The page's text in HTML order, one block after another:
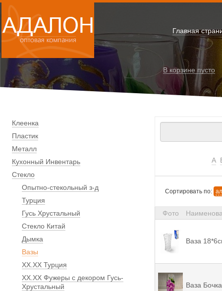
Главная
В корзине пусто
Клеенка
Пластик
Металл
Кухонный Инвентарь
Стекло
Опытно-стекольный з-д
Турция
Гусь Хрустальный
Стекло Китай
Дымка
Вазы
ХХ.ХХ Турция
ХХ.ХХ Фужеры с декором Гусь-
Хрустальный
А
Сортировать по:
Фото
Ваза
Ваза